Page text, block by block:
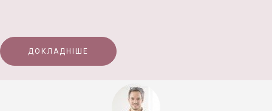
ДОКЛАДНІШЕ